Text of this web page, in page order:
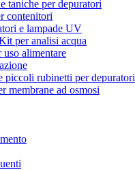
taniche per depuratori
contenitori
e lampade UV
per analisi acqua
uso alimentare
piccoli rubinetti per depuratori
membrane ad osmosi